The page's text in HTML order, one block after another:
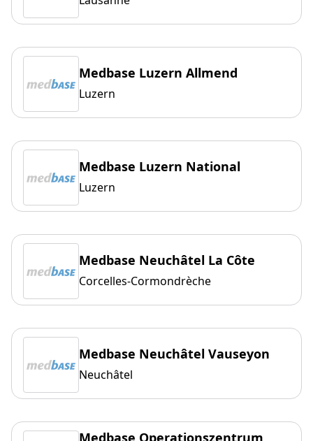
Medbase Luzern Allmend
Luzern
Medbase Luzern National
Luzern
Medbase Neuchâtel La Côte
Corcelles-Cormondrèche
Medbase Neuchâtel Vauseyon
Neuchâtel
Medbase Operationszentrum